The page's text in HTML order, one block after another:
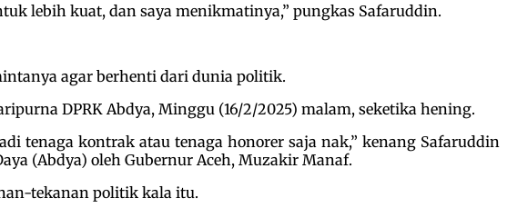
lebih kuat, dan saya menikmatinya,” pungkas Safaruddin.
agar berhenti dari dunia politik.
DPRK Abdya, Minggu (16/2/2025) malam, seketika hening.
tenaga kontrak atau tenaga honorer saja nak,” kenang Safaruddin
(Abdya) oleh Gubernur Aceh, Muzakir Manaf.
tekanan politik kala itu.